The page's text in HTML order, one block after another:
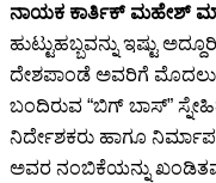
ನಾಯಕ ಕಾರ್ತಿಕ್ ಮಹೇಶ್
ಹುಟ್ಟುಹಬ್ಬವನ್ನು ಇಷ್ಟು
ದೇಶಪಾಂಡೆ ಅವರಿಗೆ ಮೊದಲು
ಬಂದಿರುವ “ಬಿಗ್ ಬಾಸ್”
ನಿರ್ದೇಶಕರು ಹಾಗೂ
ಅವರ ನಂಬಿಕೆಯನ್ನು